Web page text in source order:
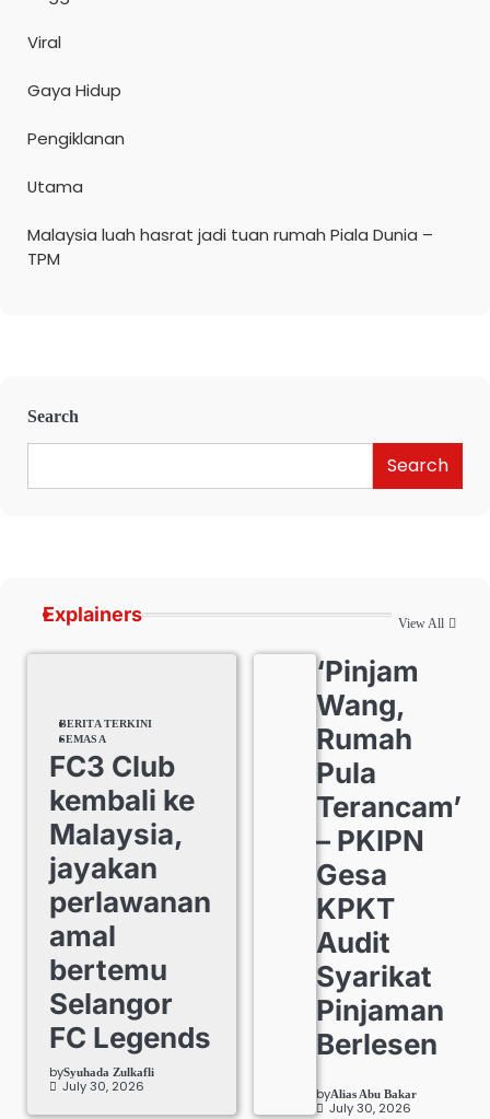
Viral
Gaya Hidup
Pengiklanan
Utama
Malaysia luah hasrat jadi tuan rumah Piala Dunia –
TPM
Search
Search
Explainers View All
BERITA TERKINI
SEMASA
FC3 Club
kembali ke
Malaysia,
jayakan
perlawanan
amal
bertemu
Selangor
FC Legends
bySyuhada Zulkafli
July 30, 2026
‘Pinjam
Wang,
Rumah
Pula
Terancam’
– PKIPN
Gesa
KPKT
Audit
Syarikat
Pinjaman
Berlesen
byAlias Abu Bakar
July 30, 2026